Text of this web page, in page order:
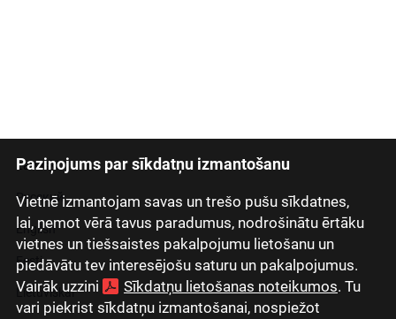
Paziņojums par sīkdatņu izmantošanu
Vietnē izmantojam savas un trešo pušu sīkdatnes,
lai, ņemot vērā tavus paradumus, nodrošinātu ērtāku
vietnes un tiešsaistes pakalpojumu lietošanu un
piedāvātu tev interesējošu saturu un pakalpojumus.
Vairāk uzzini
Sīkdatņu lietošanas noteikumos. Tu
vari piekrist sīkdatņu izmantošanai, nospiežot
Latviski
Русский
English
Eesti
Lietuviškai